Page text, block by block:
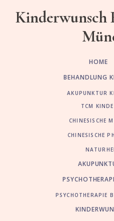
Fußzeile
HOME
BEHANDLUNG
AKUPUNKTUR
TCM
CHINESISCHE
CHINESISCHE
PSYCHOTHERAPIE